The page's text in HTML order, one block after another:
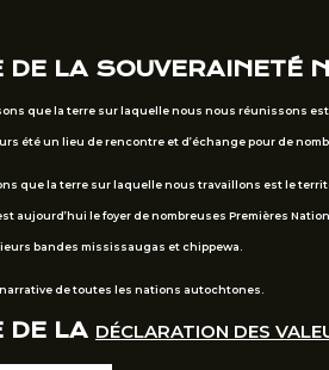
LA SOUVERAINETÉ
que la terre sur laquelle nous nous réunissons
été un lieu de rencontre et d’échange pour de
que la terre sur laquelle nous travaillons est le
aujourd’hui le foyer de nombreuses Premières
bandes mississaugas et chippewa.
de toutes les nations autochtones.
DE LA DÉCLARATION DES